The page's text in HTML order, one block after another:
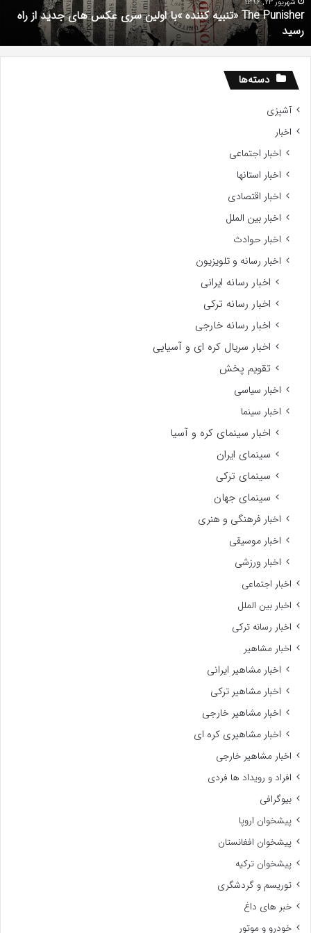
های
جدید
از
راه
رسید
The Punisher «تنبیه کننده »با اولین سری عکس های جدید از راه
رسید
دسته‌ها
آشپزی
اخبار
اخبار اجتماعی
اخبار استانها
اخبار اقتصادی
اخبار بین الملل
اخبار حوادث
اخبار رسانه و تلویزیون
اخبار رسانه ایرانی
اخبار رسانه ترکی
اخبار رسانه خارجی
اخبار سریال کره ای و آسیایی
تقویم پخش
اخبار سیاسی
اخبار سینما
اخبار سینمای کره و آسیا
سینمای ایران
سینمای ترکی
سینمای جهان
اخبار فرهنگی و هنری
اخبار موسیقی
اخبار ورزشی
اخبار اجتماعی
اخبار بین الملل
اخبار رسانه ترکی
اخبار مشاهیر
اخبار مشاهیر ایرانی
اخبار مشاهیر ترکی
اخبار مشاهیر خارجی
اخبار مشاهیری کره ای
اخبار مشاهیر خارجی
افراد و رویداد ها فردی
بیوگرافی
پیشخوان اروپا
پیشخوان افغانستان
پیشخوان ترکیه
توریسم و گردشگری
خبر های داغ
خودرو و موتور